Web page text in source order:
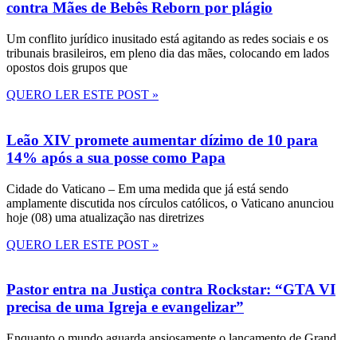
contra Mães de Bebês Reborn por plágio
Um conflito jurídico inusitado está agitando as redes sociais e os
tribunais brasileiros, em pleno dia das mães, colocando em lados
opostos dois grupos que
QUERO LER ESTE POST »
Leão XIV promete aumentar dízimo de 10 para
14% após a sua posse como Papa
Cidade do Vaticano – Em uma medida que já está sendo
amplamente discutida nos círculos católicos, o Vaticano anunciou
hoje (08) uma atualização nas diretrizes
QUERO LER ESTE POST »
Pastor entra na Justiça contra Rockstar: “GTA VI
precisa de uma Igreja e evangelizar”